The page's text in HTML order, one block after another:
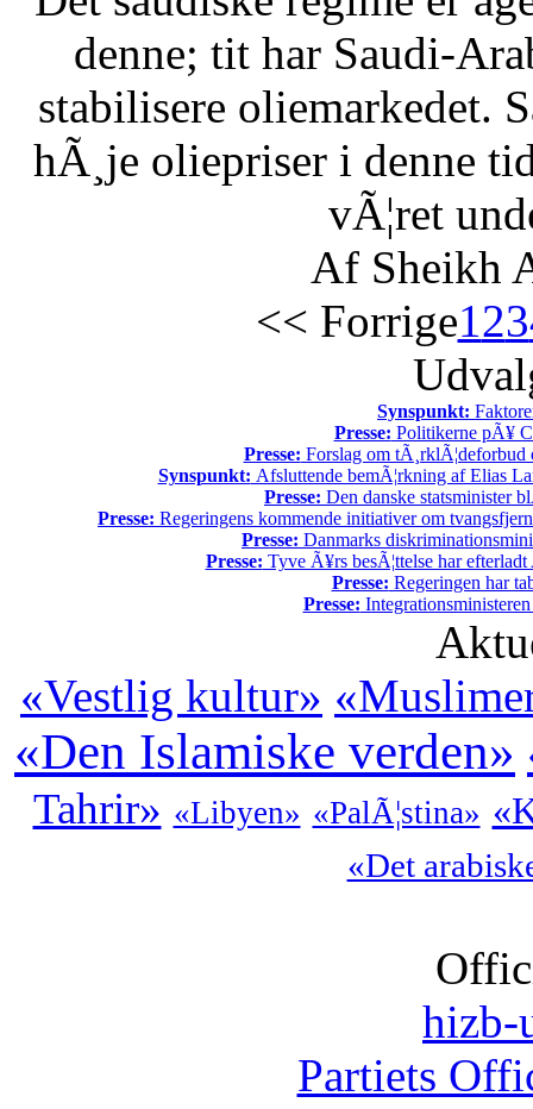
denne; tit har Saudi-
stabilisere oliemarkedet.
hÃ¸je oliepriser i denne
vÃ¦ret
Af Sheikh
<< Forrige123
Synspunkt:
Presse: Politikerne pÃ¥
Presse: Forslag om tÃ¸rklÃ¦deforbud
Synspunkt: Afsluttende bemÃ¦rkning af Elias
Presse: Den danske statsminister
Presse: Regeringens kommende initiativer om
Presse: Danmarks
Presse: Tyve Ã¥rs besÃ¦ttelse har
Presse: Regeringen har
Presse:
«Vestlig kultur»
«Den Islamiske verden»
Tahrir» «Libyen» «PalÃ¦stina»
«Det
hizb-
Partiets